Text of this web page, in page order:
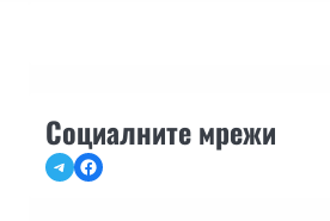
Социалните мрежи
TelegramFacebook